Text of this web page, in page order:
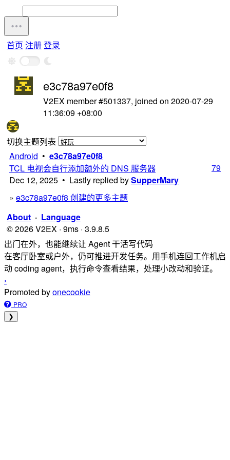
首页 注册登录
e3c78a97e0f8
V2EX member #501337, joined on 2020-07-29
11:36:09 +08:00
切换主题列表
Android • e3c78a97e0f8
TCL 电视会自行添加额外的 DNS 服务器
Dec 12, 2025 • Lastly replied bySupperMary
79
» e3c78a97e0f8 创建的更多主题
About · Language
© 2026 V2EX · 9ms · 3.9.8.5
出门在外，也能继续让 Agent 干活写代码
在客厅卧室或户外，仍可推进开发任务。用手机连回工作机启
动 coding agent，执行命令查看结果，处理小改动和验证。
›
Promoted byonecookie
PRO
❯